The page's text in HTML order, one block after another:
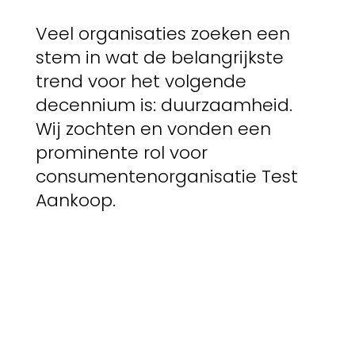
Veel organisaties zoeken een
stem in wat de belangrijkste
trend voor het volgende
decennium is: duurzaamheid.
Wij zochten en vonden een
prominente rol voor
consumentenorganisatie Test
Aankoop.